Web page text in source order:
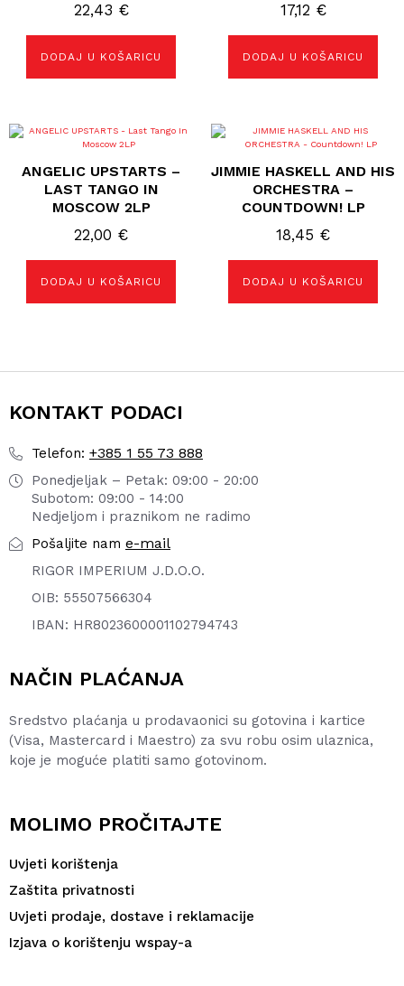
22,43 €
DODAJ U KOŠARICU
17,12 €
DODAJ U KOŠARICU
ANGELIC UPSTARTS –
LAST TANGO IN
MOSCOW 2LP
22,00 €
DODAJ U KOŠARICU
JIMMIE HASKELL AND HIS
ORCHESTRA –
COUNTDOWN! LP
18,45 €
DODAJ U KOŠARICU
KONTAKT PODACI
Telefon: +385 1 55 73 888
Ponedjeljak – Petak: 09:00 - 20:00
Subotom: 09:00 - 14:00
Nedjeljom i praznikom ne radimo
Pošaljite nam e-mail
RIGOR IMPERIUM J.D.O.O.
OIB: 55507566304
IBAN: HR8023600001102794743
NAČIN PLAĆANJA
Sredstvo plaćanja u prodavaonici su gotovina i kartice
(Visa, Mastercard i Maestro) za svu robu osim ulaznica,
koje je moguće platiti samo gotovinom.
MOLIMO PROČITAJTE
Uvjeti korištenja
Zaštita privatnosti
Uvjeti prodaje, dostave i reklamacije
Izjava o korištenju wspay-a